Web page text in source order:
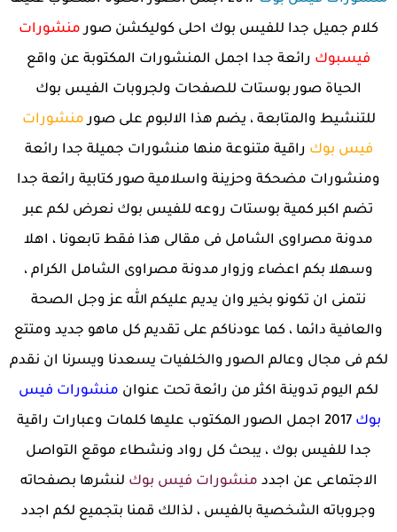
كلام جميل جدا للفيس بوك احلى كوليكشن صورمنشورات
فيسبوك رائعة جدا اجمل المنشورات المكتوبة عن واقع
الحياة صور بوستات للصفحات ولجروبات الفيس بوك
للتنشيط والمتابعة ، يضم هذا الالبوم على صورمنشورات
فيس بوك راقية متنوعة منها منشورات جميلة جدا رائعة
ومنشورات مضحكة وحزينة واسلامية صور كتابية رائعة جدا
تضم اكبر كمية بوستات روعه للفيس بوك نعرض لكم عبر
مدونة مصراوى الشامل فى مقالى هذا فقط تابعونا ، اهلا
وسهلا بكم اعضاء وزوار مدونة مصراوى الشامل الكرام ،
نتمنى ان تكونو بخير وان يديم عليكم الله عز وجل الصحة
والعافية دائما ، كما عودناكم على تقديم كل ماهو جديد ومتتع
لكم فى مجال وعالم الصور والخلفيات يسعدنا ويسرنا ان نقدم
لكم اليوم تدوينة اكثر من رائعة تحت عنوان منشورات فيس
بوك
2017 اجمل الصور المكتوب عليها كلمات وعبارات راقية
جدا للفيس بوك ، يبحث كل رواد ونشطاء موقع التواصل
الاجتماعى عن اجدد منشورات فيس بوك لنشرها بصفحاته
وجروباته الشخصية بالفيس ، لذالك قمنا بتجميع لكم اجدد